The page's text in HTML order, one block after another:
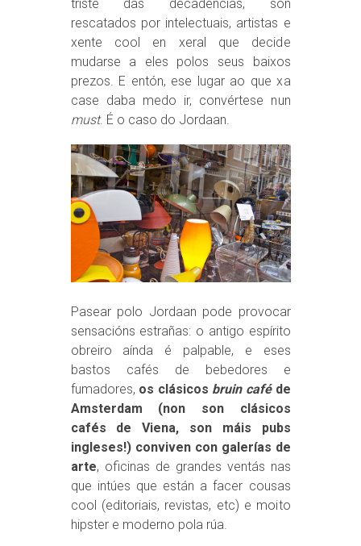
triste das decadencias, son
rescatados por intelectuais, artistas e
xente cool en xeral que decide
mudarse a eles polos seus baixos
prezos. E entón, ese lugar ao que xa
case daba medo ir, convértese nun
must. É o caso do Jordaan.
Pasear polo Jordaan pode provocar
sensacións estrañas: o antigo espírito
obreiro aínda é palpable, e eses
bastos cafés de bebedores e
fumadores, os clásicos bruin caféde
Amsterdam (non son clásicos
cafés de Viena, son máis pubs
ingleses!) conviven con galerías de
arte, oficinas de grandes ventás nas
que intúes que están a facer cousas
cool (editoriais, revistas, etc) e moito
hipster e moderno pola rúa.